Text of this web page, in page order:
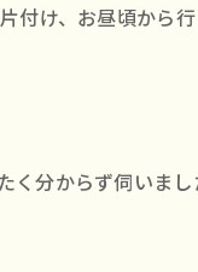
付け、お昼頃から
く分からず伺いまし